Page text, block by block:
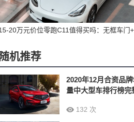
随机推荐
2020年12月合资品
量中大型车排行榜完
132 次